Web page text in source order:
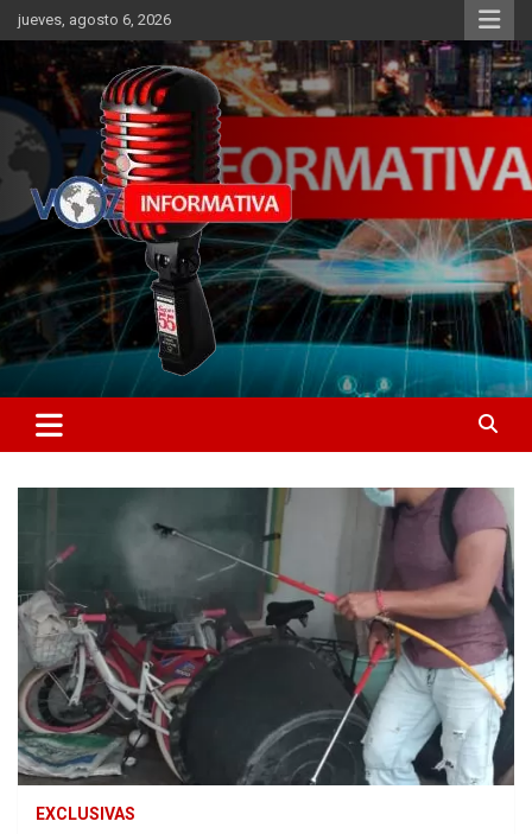
Skip
to
content
jueves, agosto 6, 2026
ncstv.info
Libertad informativa
EXCLUSIVAS